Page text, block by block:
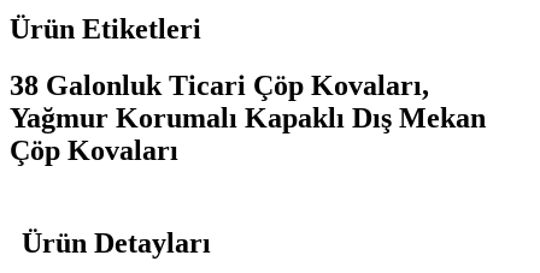
Ürün Etiketleri
38 Galonluk Ticari Çöp Kovaları,
Yağmur Korumalı Kapaklı Dış Mekan
Çöp Kovaları
Ürün Detayları